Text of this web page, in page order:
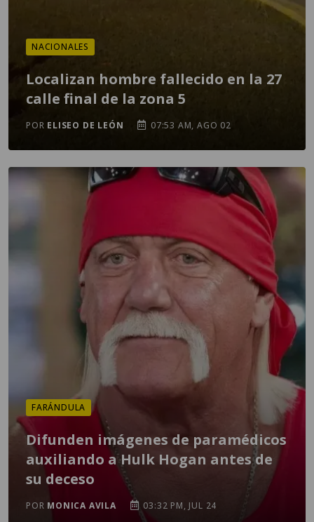
NACIONALES
Localizan hombre fallecido en la 27
calle final de la zona 5
POR ELISEO DE LEÓN 07:53 AM, AGO 02
FARÁNDULA
Difunden imágenes de paramédicos
auxiliando a Hulk Hogan antes de
su deceso
POR MONICA AVILA 03:32 PM, JUL 24